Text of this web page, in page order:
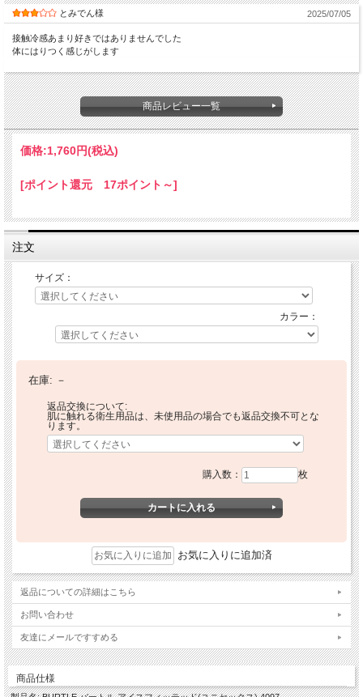
とみでん様 2025/07/05
接触冷感あまり好きではありませんでした
体にはりつく感じがします
商品レビュー一覧
価格:1,760円(税込)
[ポイント還元 17ポイント～]
注文
サイズ：
カラー：
在庫: －
返品交換について:
肌に触れる衛生用品は、未使用品の場合でも返品交換不可とな
ります。
購入数： 枚
お気に入りに追加済
返品についての詳細はこちら
お問い合わせ
友達にメールですすめる
商品仕様